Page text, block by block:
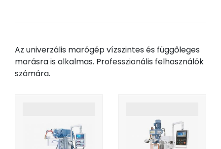
Az univerzális marógép vízszintes és függőleges
marásra is alkalmas. Professzionális felhasználók
számára.